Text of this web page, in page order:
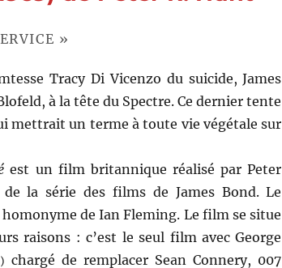
»
Tracy Di Vicenzo du suicide, James
à la tête du Spectre. Ce dernier tente
mettrait un terme à toute vie végétale sur
est un film britannique réalisé par Peter
la série des films de James Bond. Le
de Ian Fleming. Le film se situe
raisons : c’est le seul film avec George
chargé de remplacer Sean Connery, 007